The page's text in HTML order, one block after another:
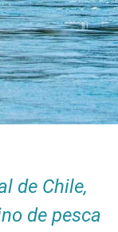
de Chile,
de pesca